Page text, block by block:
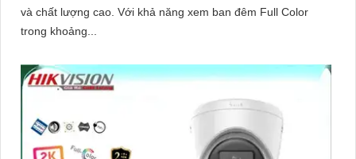
và chất lượng cao. Với khả năng xem ban đêm Full Color
trong khoảng...